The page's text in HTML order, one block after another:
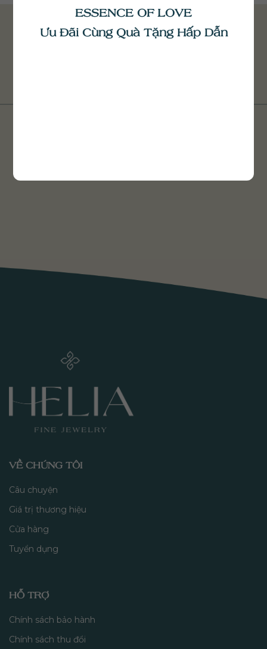
VỀ CHÚNG TÔI
Câu chuyện
Giá trị thương hiệu
Cửa hàng
Tuyển dụng
HỖ TRỢ
Chính sách bảo hành
Chính sách thu đổi
ESSENCE OF LOVE
Ưu Đãi Cùng Quà Tặng Hấp Dẫn